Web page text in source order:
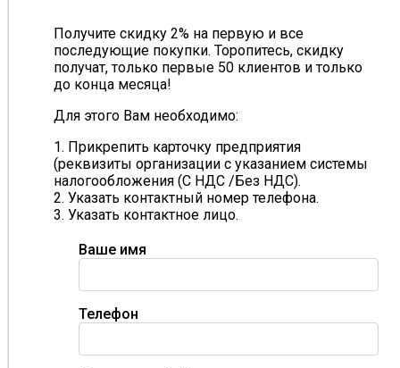
Получите скидку 2% на первую и все
последующие покупки. Торопитесь, скидку
получат, только первые 50 клиентов и только
до конца месяца!
Для этого Вам необходимо:
1. Прикрепить карточку предприятия
(реквизиты организации с указанием системы
налогообложения (С НДС /Без НДС).
2. Указать контактный номер телефона.
3. Указать контактное лицо.
Ваше имя
Телефон